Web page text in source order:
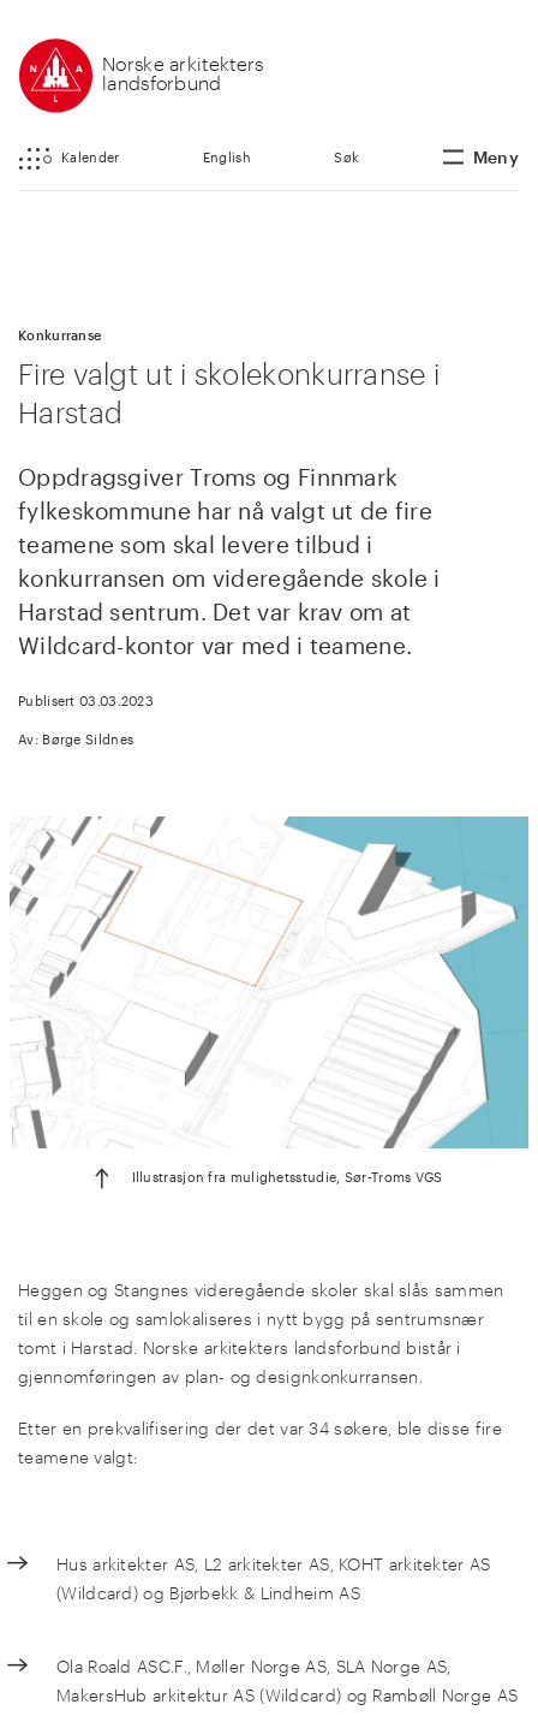
Norske arkitekters
landsforbund
Kalender English Søk Meny
Konkurranse
Fire valgt ut i skolekonkurranse i
Harstad
Oppdragsgiver Troms og Finnmark
fylkeskommune har nå valgt ut de fire
teamene som skal levere tilbud i
konkurransen om videregående skole i
Harstad sentrum. Det var krav om at
Wildcard-kontor var med i teamene.
Publisert 03.03.2023
Av: Børge Sildnes
Illustrasjon fra mulighetsstudie, Sør-Troms VGS
Heggen og Stangnes videregående skoler skal slås sammen
til en skole og samlokaliseres i nytt bygg på sentrumsnær
tomt i Harstad. Norske arkitekters landsforbund bistår i
gjennomføringen av plan- og designkonkurransen.
Etter en prekvalifisering der det var 34 søkere, ble disse fire
teamene valgt:
Hus arkitekter AS, L2 arkitekter AS, KOHT arkitekter AS
(Wildcard) og Bjørbekk & Lindheim AS
Ola Roald ASC.F., Møller Norge AS, SLA Norge AS,
MakersHub arkitektur AS (Wildcard) og Rambøll Norge AS